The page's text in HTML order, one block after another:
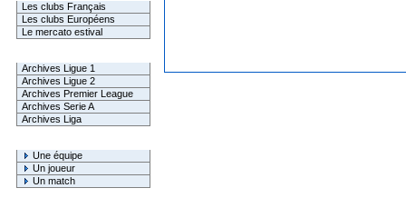
Les clubs Français
Les clubs Européens
Le mercato estival
Archives Ligue 1
Archives Ligue 2
Archives Premier League
Archives Serie A
Archives Liga
Une équipe
Un joueur
Un match